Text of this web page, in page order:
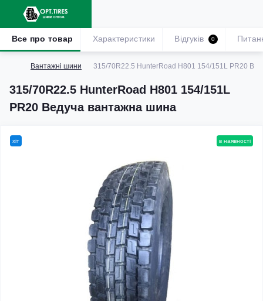
Вантажні шини 315/70R22.5 HunterRoad H801 154/151L PR20
315/70R22.5 HunterRoad H801 154/151L
PR20 Ведуча вантажна шина
Все про товар Характеристики Відгуків 0
хіт в наявності